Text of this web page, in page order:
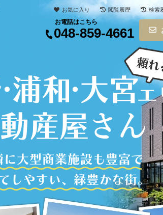
お気に入り 閲覧履歴 検索
お電話はこちら
048-859-4661